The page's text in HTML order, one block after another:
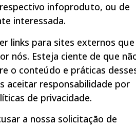
infoproduto, ou de
interessada.
links para sites externos que
nós. Esteja ciente de que
o conteúdo e práticas
aceitar responsabilidade por
de privacidade.
a nossa solicitação de